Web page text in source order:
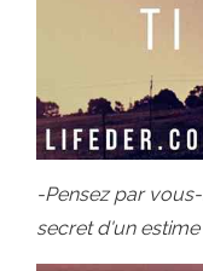
-Pensez par
secret d'un